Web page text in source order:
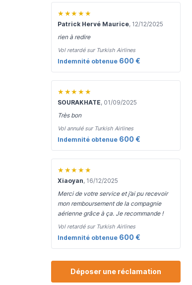
★★★★★
Patrick Hervé Maurice, 12/12/2025
rien à redire
Vol retardé sur Turkish Airlines
Indemnité obtenue 600 €
★★★★★
SOURAKHATE, 01/09/2025
Très bon
Vol annulé sur Turkish Airlines
Indemnité obtenue 600 €
★★★★★
Xiaoyan, 16/12/2025
Merci de votre service et j’ai pu recevoir
mon remboursement de la compagnie
aérienne grâce à ça. Je recommande !
Vol retardé sur Turkish Airlines
Indemnité obtenue 600 €
Déposer une réclamation